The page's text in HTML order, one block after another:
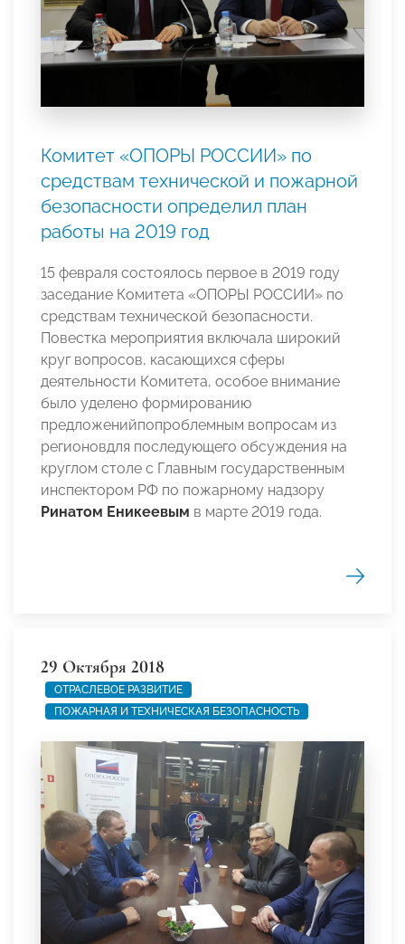
Комитет «ОПОРЫ РОССИИ» по
средствам технической и пожарной
безопасности определил план
работы на 2019 год
15 февраля состоялось первое в 2019 году
заседание Комитета «ОПОРЫ РОССИИ» по
средствам технической безопасности.
Повестка мероприятия включала широкий
круг вопросов, касающихся сферы
деятельности Комитета, особое внимание
было уделено формированию
предложенийпопроблемным вопросам из
регионовдля последующего обсуждения на
круглом столе с Главным государственным
инспектором РФ по пожарному надзору
Ринатом Еникеевым в марте 2019 года.
29 Октября 2018
ОТРАСЛЕВОЕ РАЗВИТИЕ
ПОЖАРНАЯ И ТЕХНИЧЕСКАЯ БЕЗОПАСНОСТЬ